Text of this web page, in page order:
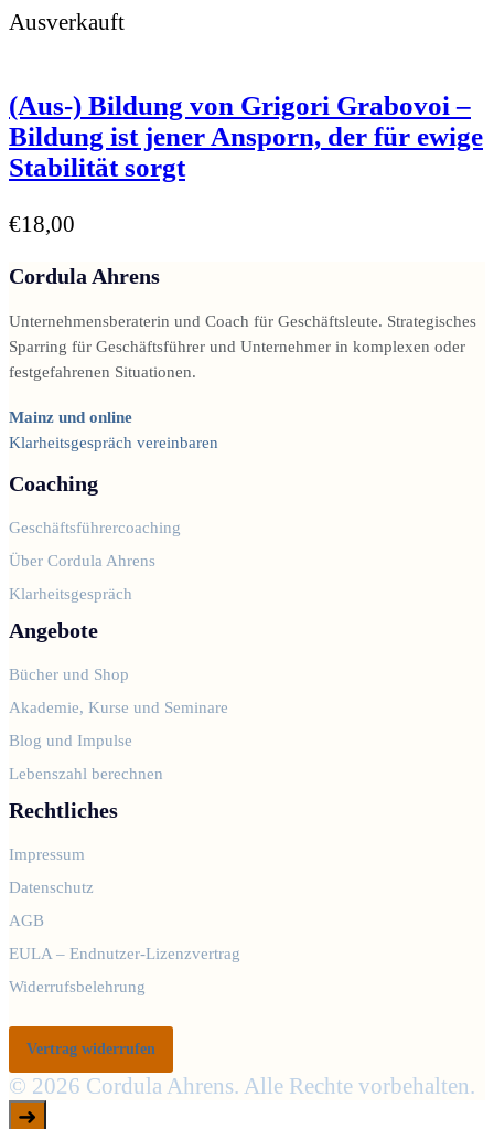
Ausverkauft
(Aus-) Bildung von Grigori Grabovoi –
Bildung ist jener Ansporn, der für ewige
Stabilität sorgt
€18,00
Cordula Ahrens
Unternehmensberaterin und Coach für Geschäftsleute. Strategisches
Sparring für Geschäftsführer und Unternehmer in komplexen oder
festgefahrenen Situationen.
Mainz und online
Klarheitsgespräch vereinbaren
Coaching
Geschäftsführercoaching
Über Cordula Ahrens
Klarheitsgespräch
Angebote
Bücher und Shop
Akademie, Kurse und Seminare
Blog und Impulse
Lebenszahl berechnen
Rechtliches
Impressum
Datenschutz
AGB
EULA – Endnutzer-Lizenzvertrag
Widerrufsbelehrung
Vertrag widerrufen
© 2026 Cordula Ahrens. Alle Rechte vorbehalten.
➜